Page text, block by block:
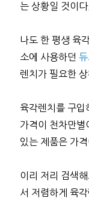
는 상황일 것이다.
나도 한 평생 육
소에 사용하던
렌치가 필요한
육각렌치를 구입
가격이 천차만별
있는 제품은 가
이리 저리 검색
서 저렴하게 육